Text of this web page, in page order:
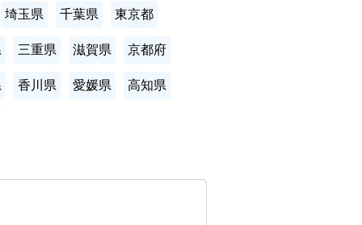
埼玉県 千葉県 東京都
三重県 滋賀県 京都府
香川県 愛媛県 高知県